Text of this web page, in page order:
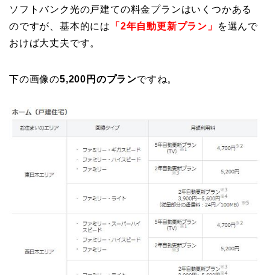
ソフトバンク光の戸建ての料金プランはいくつかある
のですが、基本的には
「2年自動更新プラン」
を選んで
おけば大丈夫です。
下の画像の5,200円のプランですね。